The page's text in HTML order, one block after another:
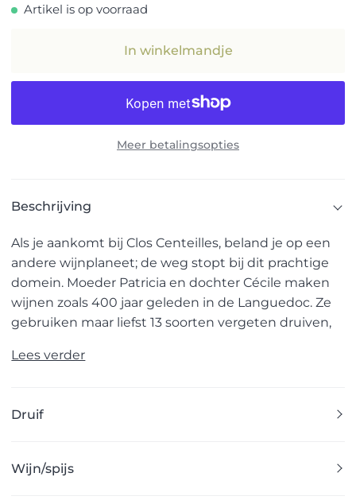
Artikel is op voorraad
In winkelmandje
Meer betalingsopties
Beschrijving
Als je aankomt bij Clos Centeilles, beland je op een
andere wijnplaneet; de weg stopt bij dit prachtige
domein. Moeder Patricia en dochter Cécile maken
wijnen zoals 400 jaar geleden in de Languedoc. Ze
gebruiken maar liefst 13 soorten vergeten druiven,
Lees verder
Druif
Wijn/spijs